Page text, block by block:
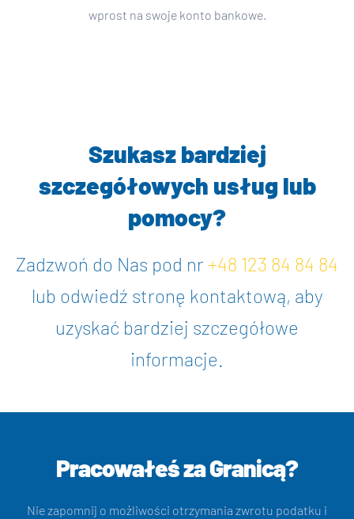
wprost na swoje konto bankowe.
Szukasz bardziej
szczegółowych usług lub
pomocy?
Zadzwoń do Nas pod nr +48 123 84 84 84
lub odwiedź stronę kontaktową, aby
uzyskać bardziej szczegółowe
informacje.
Pracowałeś za Granicą?
Nie zapomnij o możliwości otrzymania zwrotu podatku i